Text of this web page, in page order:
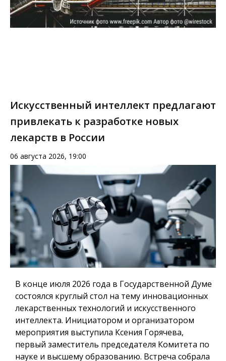
Искусственный интеллект предлагают
привлекать к разработке новых
лекарств в России
06 августа 2026, 19:00
В конце июля 2026 года в Государственной Думе
состоялся круглый стол на тему инновационных
лекарственных технологий и искусственного
интеллекта. Инициатором и организатором
мероприятия выступила Ксения Горячева,
первый заместитель председателя Комитета по
науке и высшему образованию. Встреча собрала